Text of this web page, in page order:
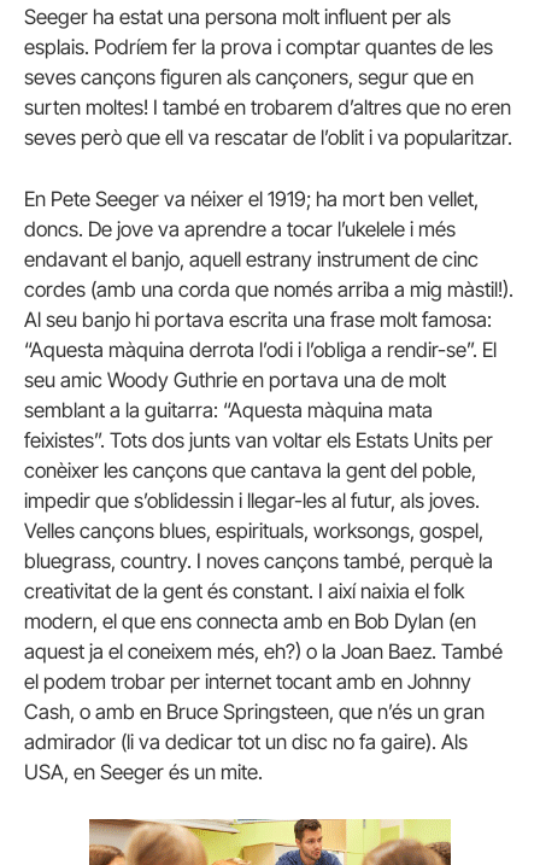
Seeger ha estat una persona molt influent per als
esplais. Podríem fer la prova i comptar quantes de les
seves cançons figuren als cançoners, segur que en
surten moltes! I també en trobarem d’altres que no eren
seves però que ell va rescatar de l’oblit i va popularitzar.
En Pete Seeger va néixer el 1919; ha mort ben vellet,
doncs. De jove va aprendre a tocar l’ukelele i més
endavant el banjo, aquell estrany instrument de cinc
cordes (amb una corda que només arriba a mig màstil!).
Al seu banjo hi portava escrita una frase molt famosa:
“Aquesta màquina derrota l’odi i l’obliga a rendir-se”. El
seu amic Woody Guthrie en portava una de molt
semblant a la guitarra: “Aquesta màquina mata
feixistes”. Tots dos junts van voltar els Estats Units per
conèixer les cançons que cantava la gent del poble,
impedir que s’oblidessin i llegar-les al futur, als joves.
Velles cançons blues, espirituals, worksongs, gospel,
bluegrass, country. I noves cançons també, perquè la
creativitat de la gent és constant. I així naixia el folk
modern, el que ens connecta amb en Bob Dylan (en
aquest ja el coneixem més, eh?) o la Joan Baez. També
el podem trobar per internet tocant amb en Johnny
Cash, o amb en Bruce Springsteen, que n’és un gran
admirador (li va dedicar tot un disc no fa gaire). Als
USA, en Seeger és un mite.